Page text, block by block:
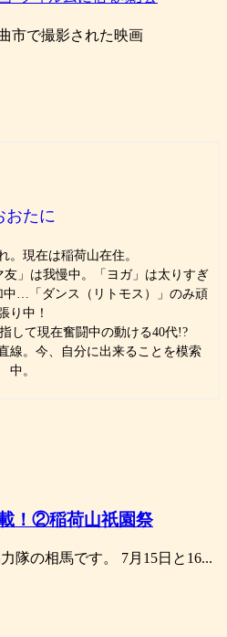
市で撮影された映画
おたに
。現在は稲荷山在住。
」は我慢中。「ヨガ」は太りすぎ
中…「ダンス（リトモス）」のみ頑
り中！
して現在奮闘中の動ける40代!?
線。今、自分に出来ることを模索
中。
！②稲荷山祇園祭
隊の相馬です。 7月15日と16...